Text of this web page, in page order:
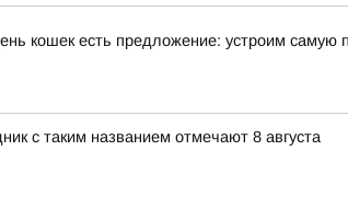
кошек есть предложение: устроим самую
с таким названием отмечают 8 августа